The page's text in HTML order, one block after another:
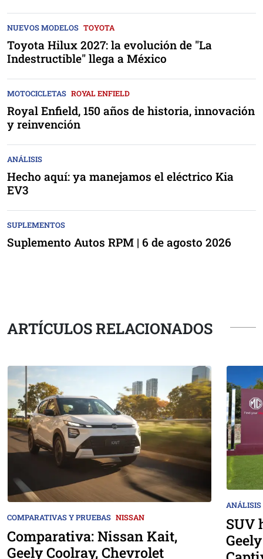
NUEVOS MODELOS TOYOTA
Toyota Hilux 2027: la evolución de "La
Indestructible" llega a México
MOTOCICLETAS ROYAL ENFIELD
Royal Enfield, 150 años de historia, innovación
y reinvención
ANÁLISIS
Hecho aquí: ya manejamos el eléctrico Kia
EV3
SUPLEMENTOS
Suplemento Autos RPM | 6 de agosto 2026
ARTÍCULOS RELACIONADOS
COMPARATIVAS Y PRUEBAS NISSAN
Comparativa: Nissan Kait,
Geely Coolray, Chevrolet
ANÁLISIS
SUV